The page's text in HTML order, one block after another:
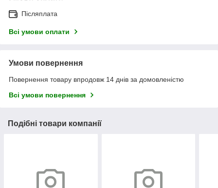
Післяплата
Всі умови оплати
Умови повернення
Повернення товару впродовж 14 днів за домовленістю
Всі умови повернення
Подібні товари компанії